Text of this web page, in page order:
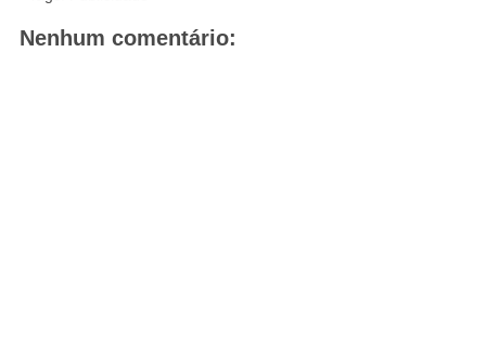
Nenhum comentário: